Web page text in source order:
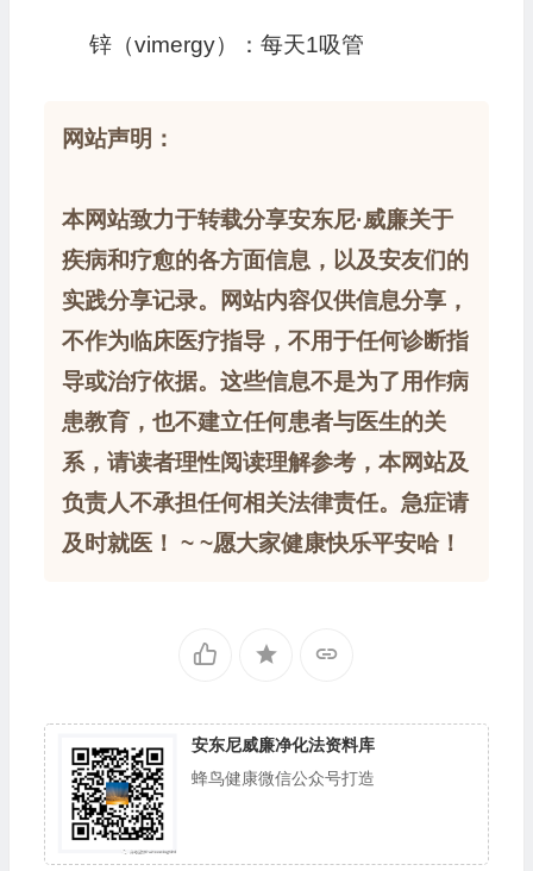
锌（vimergy）：每天1吸管
网站声明：
本网站致力于转载分享安东尼·威廉关于
疾病和疗愈的各方面信息，以及安友们的
实践分享记录。网站内容仅供信息分享，
不作为临床医疗指导，不用于任何诊断指
导或治疗依据。这些信息不是为了用作病
患教育，也不建立任何患者与医生的关
系，请读者理性阅读理解参考，本网站及
负责人不承担任何相关法律责任。急症请
及时就医！ ~ ~愿大家健康快乐平安哈！
安东尼威廉净化法资料库
蜂鸟健康微信公众号打造